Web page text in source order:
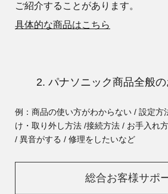
ご紹介することがあります。
具体的な商品はこちら
2. パナソニック商品全般
例：商品の使い方がわからない / 設定方
け・取り外し方法 /接続方法 / お手入れ
/ 異音がする / 修理をしたいなど
総合お客様サポ